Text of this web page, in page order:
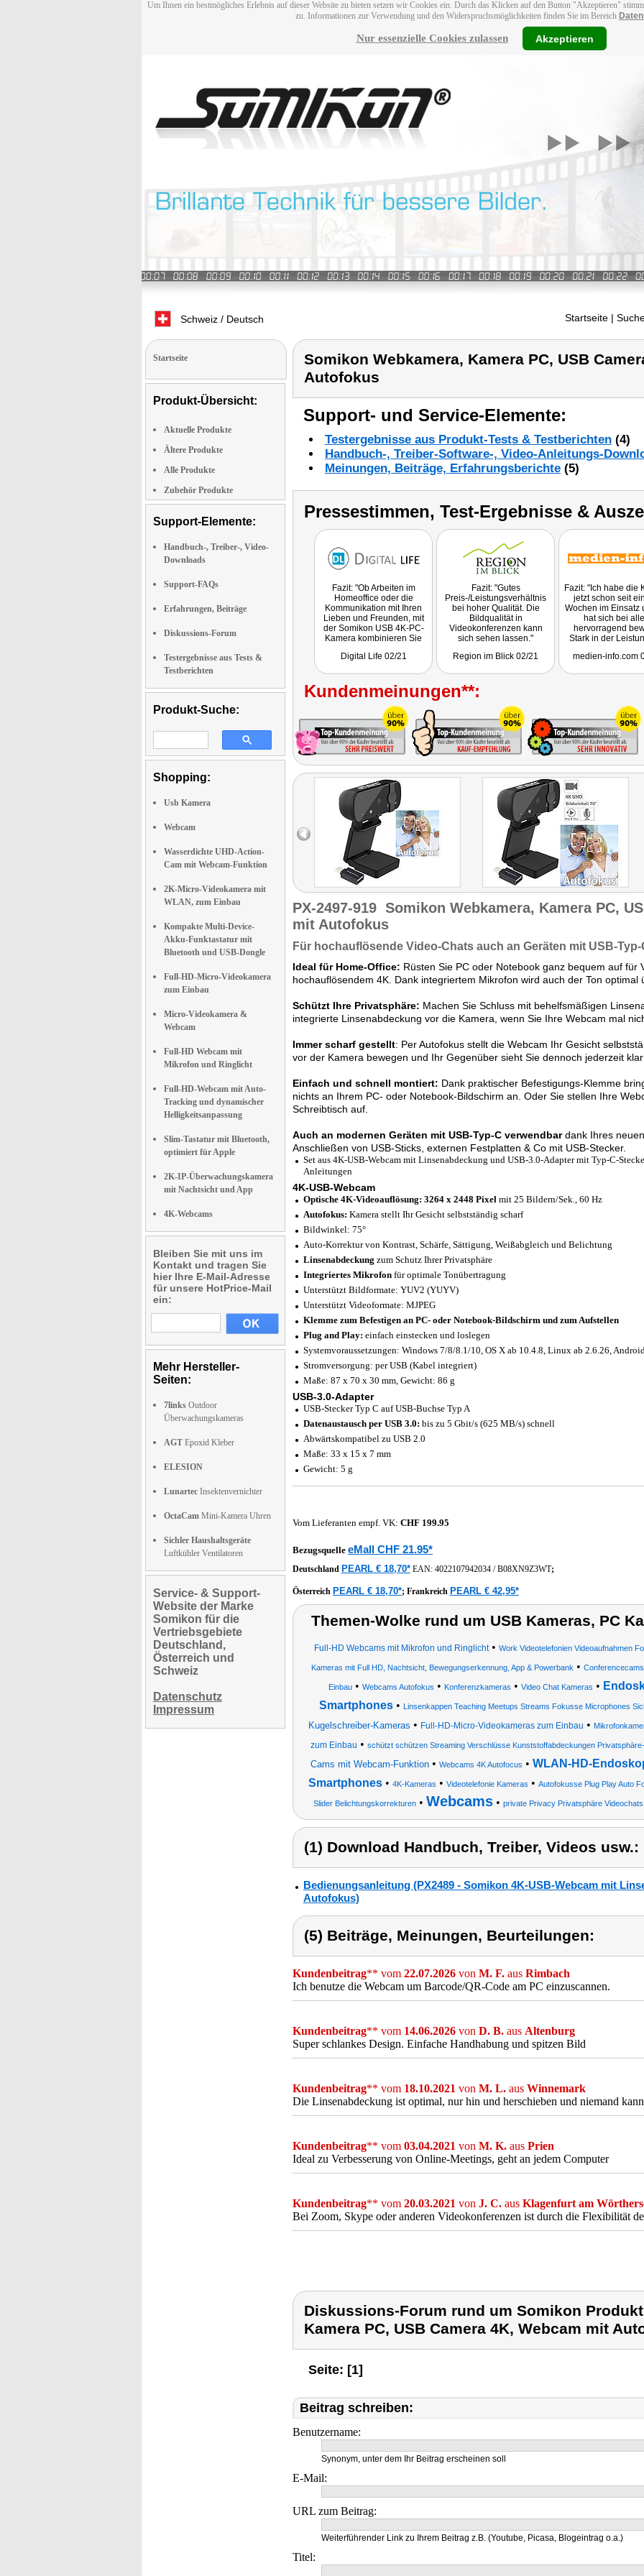
Um Ihnen ein bestmögliches Erlebnis auf dieser Website zu bieten setzen wir Cookies ein. Durch das Klicken auf den Button "Akzeptieren"
zu. Informationen zur Verwendung und den Widerspruchsmöglichkeiten finden Sie im Bereich
Nur essenzielle Cookies zulassen Akzeptieren
Schweiz / Deutsch Startseite |
Startseite
Produkt-Übersicht:
Aktuelle Produkte
Ältere Produkte
Alle Produkte
Zubehör Produkte
Support-Elemente:
Handbuch-, Treiber-, Video-
Downloads
Support-FAQs
Erfahrungen, Beiträge
Diskussions-Forum
Testergebnisse aus Tests &
Testberichten
Produkt-Suche:
Shopping:
Usb Kamera
Webcam
Wasserdichte UHD-Action-
Cam mit Webcam-Funktion
2K-Micro-Videokamera mit
WLAN, zum Einbau
Kompakte Multi-Device-
Akku-Funktastatur mit
Bluetooth und USB-Dongle
Full-HD-Micro-Videokamera
zum Einbau
Micro-Videokamera &
Webcam
Full-HD Webcam mit
Mikrofon und Ringlicht
Full-HD-Webcam mit Auto-
Tracking und dynamischer
Helligkeitsanpassung
Slim-Tastatur mit Bluetooth,
optimiert für Apple
2K-IP-Überwachungskamera
mit Nachtsicht und App
4K-Webcams
Bleiben Sie mit uns im
Kontakt und tragen Sie
hier Ihre E-Mail-Adresse
für unsere HotPrice-Mail
ein:
Mehr Hersteller-
Seiten:
7links Outdoor
Überwachungskameras
AGT Epoxid Kleber
ELESION
Lunartec Insektenvernichter
OctaCam Mini-Kamera Uhren
Sichler Haushaltsgeräte
Luftkühler Ventilatoren
Service- & Support-
Website der Marke
Somikon für die
Vertriebsgebiete
Deutschland,
Österreich und
Schweiz
Datenschutz
Impressum
Somikon Webkamera, Kamera PC, USB
Autofokus
Support- und Service-Elemente:
Testergebnisse aus Produkt-Tests & Testberichten (4)
Handbuch-, Treiber-Software-, Video-Anleitungs-
Meinungen, Beiträge, Erfahrungsberichte (5)
Pressestimmen, Test-Ergebnisse &
Fazit: "Ob Arbeiten im
Homeoffice oder die
Kommunikation mit Ihren
Lieben und Freunden, mit
der Somikon USB 4K-PC-
Kamera kombinieren Sie
mit dem erwünschten
Digital Life 02/21
Fazit: "Gutes
Preis-/Leistungsverhältnis
bei hoher Qualität. Die
Bildqualität in
Videokonferenzen kann
sich sehen lassen."
Region im Blick 02/21
Fazit: "Ich habe die
jetzt schon seit
Wochen im Einsatz
hat sich bei
hervorragend
Stark in der
Getestet wurde
medien-info.com
Kundenmeinungen**:
PX-2497-919 Somikon Webkamera, Kamera PC,
mit Autofokus
Für hochauflösende Video-Chats auch an Geräten mit USB-
Ideal für Home-Office: Rüsten Sie PC oder Notebook ganz bequem auf für
hochauflösendem 4K. Dank integriertem Mikrofon wird auch der Ton optimal
Schützt Ihre Privatsphäre: Machen Sie Schluss mit behelfsmäßigen
integrierte Linsenabdeckung vor die Kamera, wenn Sie Ihre Webcam mal
Immer scharf gestellt: Per Autofokus stellt die Webcam Ihr Gesicht
vor der Kamera bewegen und Ihr Gegenüber sieht Sie dennoch jederzeit
Einfach und schnell montiert: Dank praktischer Befestigungs-Klemme
nichts an Ihrem PC- oder Notebook-Bildschirm an. Oder Sie stellen Ihre
Schreibtisch auf.
Auch an modernen Geräten mit USB-Typ-C verwendbardank Ihres
Anschließen von USB-Sticks, externen Festplatten & Co mit USB-Stecker.
Set aus 4K-USB-Webcam mit Linsenabdeckung und USB-3.0-Adapter mit Typ-C-
Anleitungen
4K-USB-Webcam
Optische 4K-Videoauflösung: 3264 x 2448 Pixel mit 25 Bildern/Sek., 60 Hz
Autofokus: Kamera stellt Ihr Gesicht selbstständig scharf
Bildwinkel: 75°
Auto-Korrektur von Kontrast, Schärfe, Sättigung, Weißabgleich und Belichtung
Linsenabdeckung zum Schutz Ihrer Privatsphäre
Integriertes Mikrofon für optimale Tonübertragung
Unterstützt Bildformate: YUV2 (YUYV)
Unterstützt Videoformate: MJPEG
Klemme zum Befestigen an PC- oder Notebook-Bildschirm und zum Aufstellen
Plug and Play: einfach einstecken und loslegen
Systemvoraussetzungen: Windows 7/8/8.1/10, OS X ab 10.4.8, Linux ab 2.6.26,
Stromversorgung: per USB (Kabel integriert)
Maße: 87 x 70 x 30 mm, Gewicht: 86 g
USB-3.0-Adapter
USB-Stecker Typ C auf USB-Buchse Typ A
Datenaustausch per USB 3.0: bis zu 5 Gbit/s (625 MB/s) schnell
Abwärtskompatibel zu USB 2.0
Maße: 33 x 15 x 7 mm
Gewicht: 5 g
Vom Lieferanten empf. VK: CHF 199.95
Bezugsquelle eMall CHF 21.95*
Deutschland PEARL € 18,70* EAN: 4022107942034 /B08XN9Z3WT;
Österreich PEARL € 18,70*; Frankreich PEARL € 42,95*
Themen-Wolke rund um USB Kameras, PC
Full-HD Webcams mit Mikrofon und Ringlicht• Work Videotelefonien Videoaufnahmen
Kameras mit Full HD, Nachtsicht, Bewegungserkennung, App & Powerbank • Conferencecams
Einbau • Webcams Autofokus • Konferenzkameras • Video Chat Kameras •
Smartphones • Linsenkappen Teaching Meetups Streams Fokusse Microphones
Kugelschreiber-Kameras • Full-HD-Micro-Videokameras zum Einbau •
zum Einbau • schützt schützen Streaming Verschlüsse Kunststoffabdeckungen
Cams mit Webcam-Funktion• Webcams 4K Autofocus • WLAN-HD-
Smartphones • 4K-Kameras • Videotelefonie Kameras • Autofokusse Plug Play Auto
Slider Belichtungskorrekturen • Webcams • private Privacy Privatsphäre
(1) Download Handbuch, Treiber, Videos usw.:
Bedienungsanleitung (PX2489 - Somikon 4K-USB-Webcam mit
Autofokus)
(5) Beiträge, Meinungen, Beurteilungen:
Kundenbeitrag** vom 22.07.2026 von M. F. aus Rimbach
Ich benutze die Webcam um Barcode/QR-Code am PC einzuscannen.
Kundenbeitrag** vom 14.06.2026 von D. B. aus Altenburg
Super schlankes Design. Einfache Handhabung und spitzen Bild
Kundenbeitrag** vom 18.10.2021 von M. L. aus Winnemark
Die Linsenabdeckung ist optimal, nur hin und herschieben und niemand
Kundenbeitrag** vom 03.04.2021 von M. K. aus Prien
Ideal zu Verbesserung von Online-Meetings, geht an jedem Computer
Kundenbeitrag** vom 20.03.2021 von J. C. aus Klagenfurt am
Bei Zoom, Skype oder anderen Videokonferenzen ist durch die Flexibilität
Diskussions-Forum rund um Somikon
Kamera PC, USB Camera 4K, Webcam mit
Seite: [1]
Beitrag schreiben:
Benutzername:
Synonym, unter dem Ihr Beitrag erscheinen soll
E-Mail:
URL zum Beitrag:
Weiterführender Link zu Ihrem Beitrag z.B. (Youtube, Picasa, Blogeintrag o.a.)
Titel: